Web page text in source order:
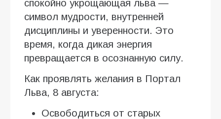
спокойно укрощающая льва —
символ мудрости, внутренней
дисциплины и уверенности. Это
время, когда дикая энергия
превращается в осознанную силу.
Как проявлять желания в Портал
Льва, 8 августа:
Освободиться от старых